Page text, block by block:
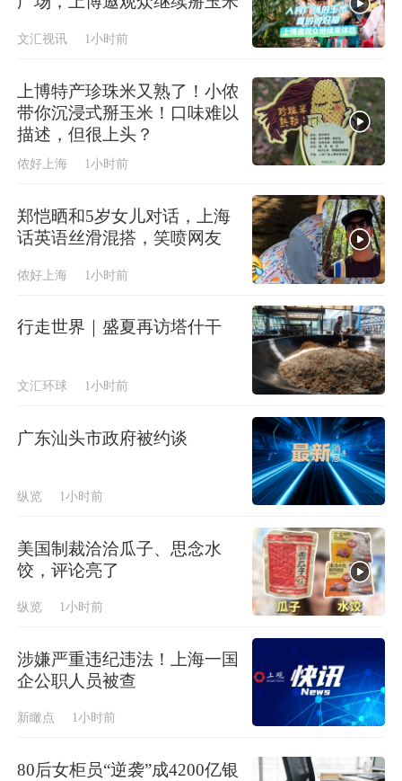
文汇视讯 1小时前
上博特产珍珠米又熟了！小侬
带你沉浸式掰玉米！口味难以
描述，但很上头？
侬好上海 1小时前
郑恺晒和5岁女儿对话，上海
话英语丝滑混搭，笑喷网友
侬好上海 1小时前
行走世界｜盛夏再访塔什干
文汇环球 1小时前
广东汕头市政府被约谈
纵览 1小时前
美国制裁洽洽瓜子、思念水
饺，评论亮了
纵览 1小时前
涉嫌严重违纪违法！上海一国
企公职人员被查
新瞰点 1小时前
80后女柜员“逆袭”成4200亿银